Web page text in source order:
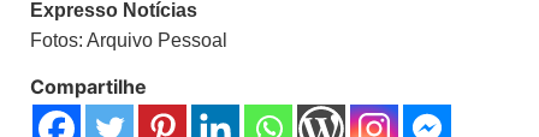
Expresso Notícias
Fotos: Arquivo Pessoal
Compartilhe